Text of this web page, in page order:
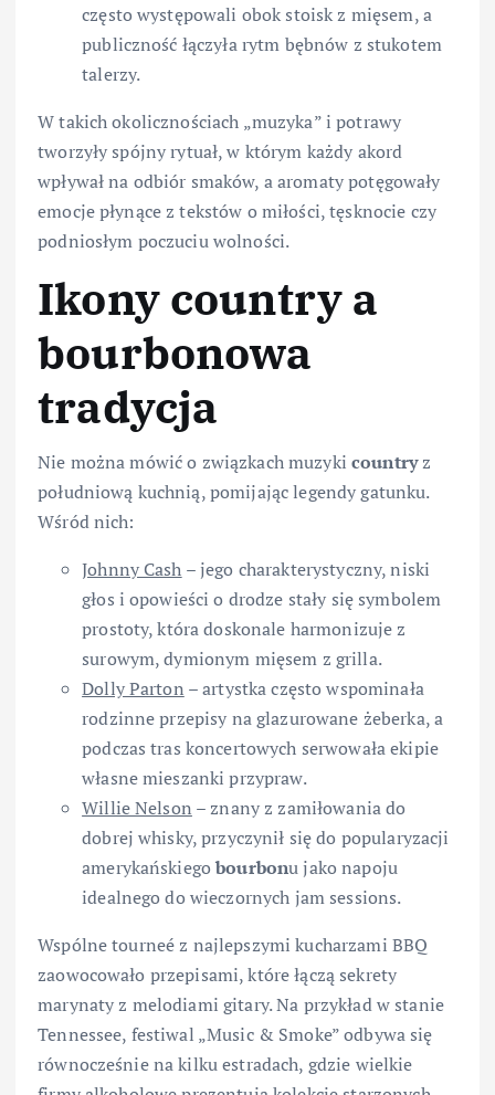
często występowali obok stoisk z mięsem, a
publiczność łączyła rytm bębnów z stukotem
talerzy.
W takich okolicznościach „muzyka” i potrawy
tworzyły spójny rytuał, w którym każdy akord
wpływał na odbiór smaków, a aromaty potęgowały
emocje płynące z tekstów o miłości, tęsknocie czy
podniosłym poczuciu wolności.
Ikonycountrya
bourbonowa
tradycja
Nie można mówić o związkach muzykicountryz
południową kuchnią, pomijając legendy gatunku.
Wśród nich:
Johnny Cash – jego charakterystyczny, niski
głos i opowieści o drodze stały się symbolem
prostoty, która doskonale harmonizuje z
surowym, dymionym mięsem z grilla.
Dolly Parton – artystka często wspominała
rodzinne przepisy na glazurowane żeberka, a
podczas tras koncertowych serwowała ekipie
własne mieszanki przypraw.
Willie Nelson – znany z zamiłowania do
dobrej whisky, przyczynił się do popularyzacji
amerykańskiegobourbonu jako napoju
idealnego do wieczornych jam sessions.
Wspólne tourneé z najlepszymi kucharzami BBQ
zaowocowało przepisami, które łączą sekrety
marynaty z melodiami gitary. Na przykład w stanie
Tennessee, festiwal „Music & Smoke” odbywa się
równocześnie na kilku estradach, gdzie wielkie